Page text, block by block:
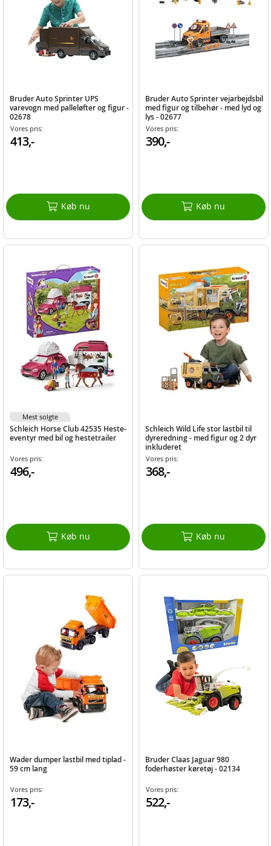
Bruder Auto Sprinter UPS
varevogn med palleløfter og figur -
02678
Vores pris:
413,-
Køb nu
Bruder Auto Sprinter vejarbejdsbil
med figur og tilbehør - med lyd og
lys - 02677
Vores pris:
390,-
Køb nu
Schleich Horse Club 42535 Heste-
eventyr med bil og hestetrailer
Vores pris:
496,-
Køb nu
Mest solgte
Schleich Wild Life stor lastbil til
dyreredning - med figur og 2 dyr
inkluderet
Vores pris:
368,-
Køb nu
Wader dumper lastbil med tiplad -
59 cm lang
Vores pris:
173,-
Bruder Claas Jaguar 980
foderhøster køretøj - 02134
Vores pris:
522,-